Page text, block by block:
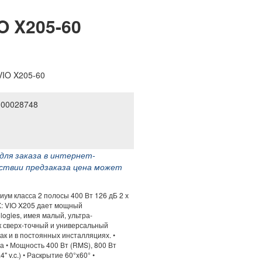
X205-60
заказа в интернет-
предзаказа цена может
класса 2 полосы 400 Вт 126 дБ 2 х
VIO X205 дает мощный
имея малый, ультра-
точный и универсальный
и в постоянных инсталляциях. •
• Мощность 400 Вт (RMS), 800 Вт
v.c.) • Раскрытие 60°x60° •